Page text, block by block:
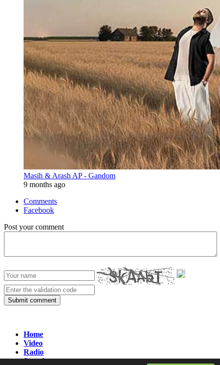
Masih & Arash AP - Gandom
9 months ago
Comments
Facebook
Post your comment
Submit comment
Home
Video
Radio
Search